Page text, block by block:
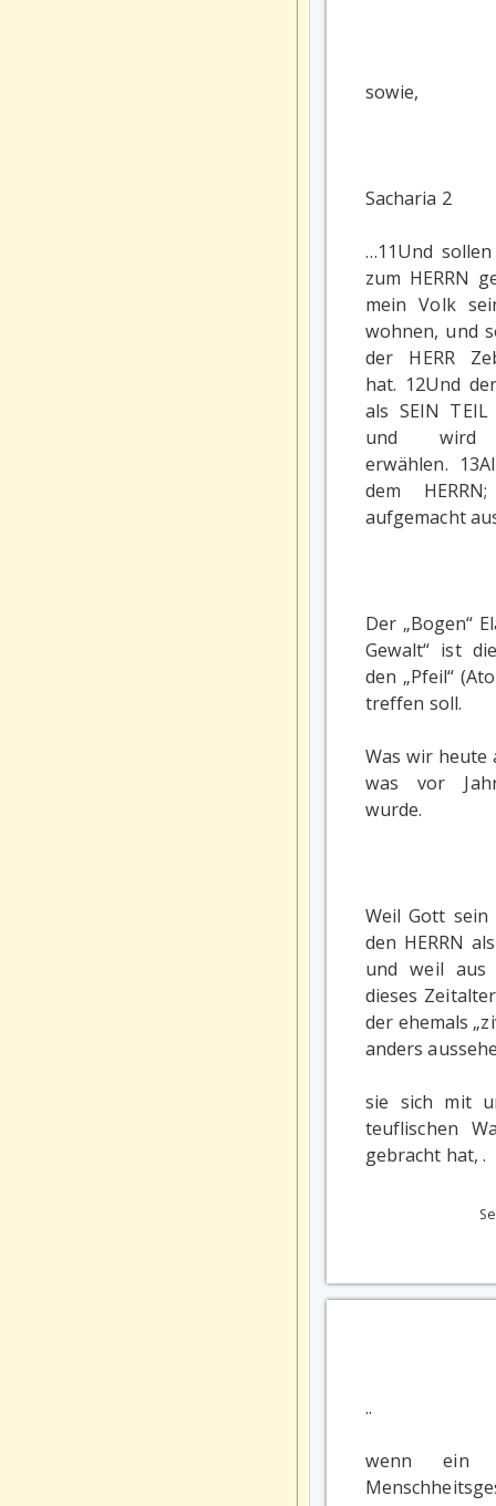
sowie,
Sacharia 2
…11Und
zum HERRN
mein Volk
wohnen, und
der HERR
hat. 12Und
als SEIN
und wird
erwählen.
dem
aufgemacht
Der „Bogen“
Gewalt“ ist
den „Pfeil“
treffen soll.
Was wir heute
was vor
wurde.
Weil Gott
den HERRN
und weil aus
dieses
der ehemals
anders
sie sich mit
teuflischen
gebracht hat, .
..
wenn ein